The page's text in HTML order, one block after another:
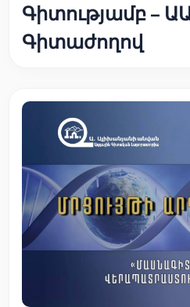
Գիտությամբ –
Գիտաժողով